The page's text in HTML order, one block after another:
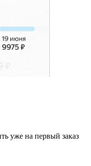
уже на первый заказ